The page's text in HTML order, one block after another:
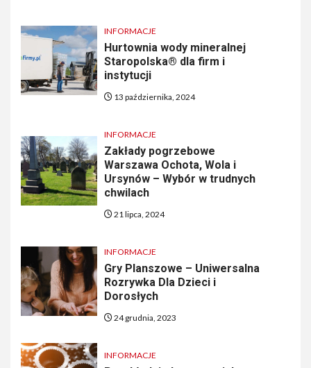
INFORMACJE
Hurtownia wody mineralnej
Staropolska® dla firm i
instytucji
13 października, 2024
INFORMACJE
Zakłady pogrzebowe
Warszawa Ochota, Wola i
Ursynów – Wybór w trudnych
chwilach
21 lipca, 2024
INFORMACJE
Gry Planszowe – Uniwersalna
Rozrywka Dla Dzieci i
Dorosłych
24 grudnia, 2023
INFORMACJE